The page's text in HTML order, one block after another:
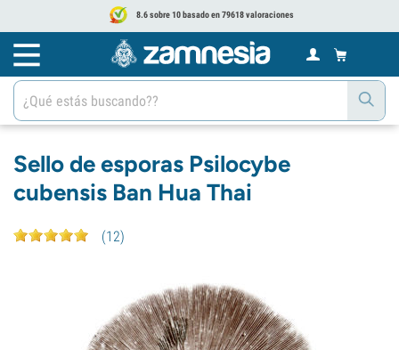
8.6 sobre 10 basado en 79618 valoraciones
Sello de esporas Psilocybe
cubensis Ban Hua Thai
(12)